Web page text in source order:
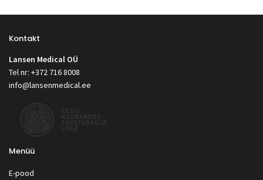
Kontakt
Lansen Medical OÜ
Tel nr: +372 716 8008
info@lansenmedical.ee
Menüü
E-pood